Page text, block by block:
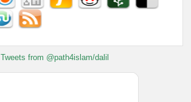
Tweets from @path4islam/dalil